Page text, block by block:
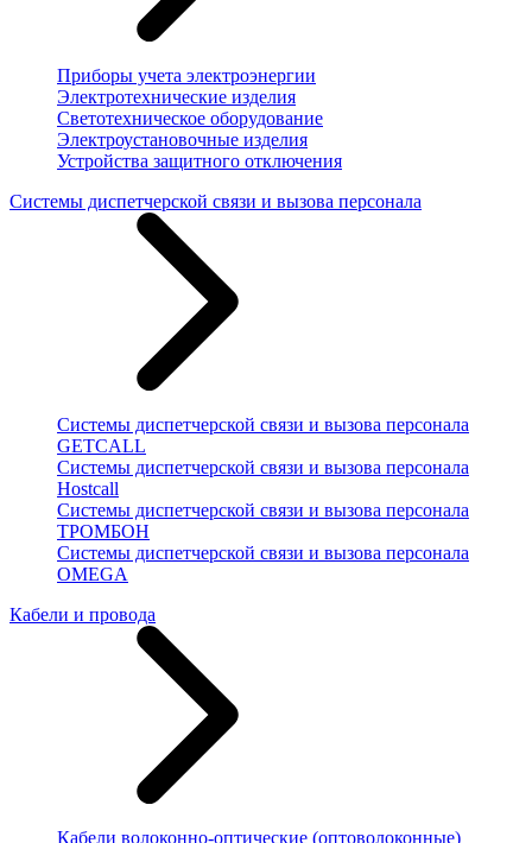
Приборы учета электроэнергии
Электротехнические изделия
Светотехническое оборудование
Электроустановочные изделия
Устройства защитного отключения
Системы диспетчерской связи и вызова персонала
Системы диспетчерской связи и вызова персонала
GETCALL
Системы диспетчерской связи и вызова персонала
Hostcall
Системы диспетчерской связи и вызова персонала
ТРОМБОН
Системы диспетчерской связи и вызова персонала
OMEGA
Кабели и провода
Кабели волоконно-оптические (оптоволоконные)